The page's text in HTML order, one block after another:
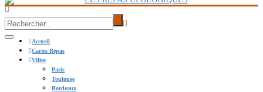
Accueil
Cartes Repas
Villes
Paris
Toulouse
Bordeaux